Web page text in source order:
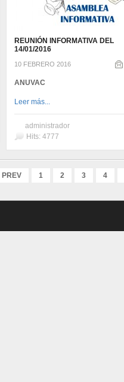
REUNIÓN INFORMATIVA DEL
14/01/2016
10 FEBRERO 2016
ANUVAC
Leer más...
administrador
Hits: 4777
PREV 1 2 3 4